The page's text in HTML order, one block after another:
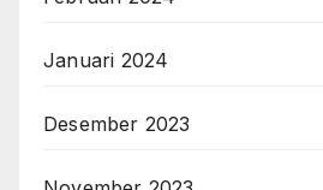
Januari 2024
Desember 2023